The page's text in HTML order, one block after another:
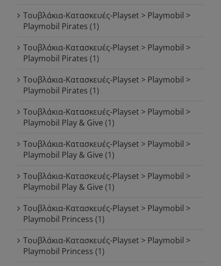
Τουβλάκια-Κατασκευές-Playset > Playmobil >
Playmobil Pirates (1)
Τουβλάκια-Κατασκευές-Playset > Playmobil >
Playmobil Pirates (1)
Τουβλάκια-Κατασκευές-Playset > Playmobil >
Playmobil Pirates (1)
Τουβλάκια-Κατασκευές-Playset > Playmobil >
Playmobil Play & Give (1)
Τουβλάκια-Κατασκευές-Playset > Playmobil >
Playmobil Play & Give (1)
Τουβλάκια-Κατασκευές-Playset > Playmobil >
Playmobil Play & Give (1)
Τουβλάκια-Κατασκευές-Playset > Playmobil >
Playmobil Princess (1)
Τουβλάκια-Κατασκευές-Playset > Playmobil >
Playmobil Princess (1)